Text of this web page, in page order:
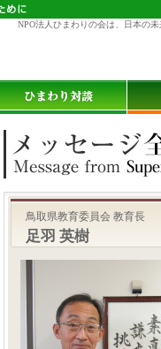
NPO法人ひまわりの会は、日本の
鳥取県教育委員会 教育長
足羽 英樹